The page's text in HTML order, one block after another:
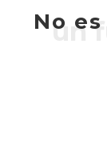
Noun